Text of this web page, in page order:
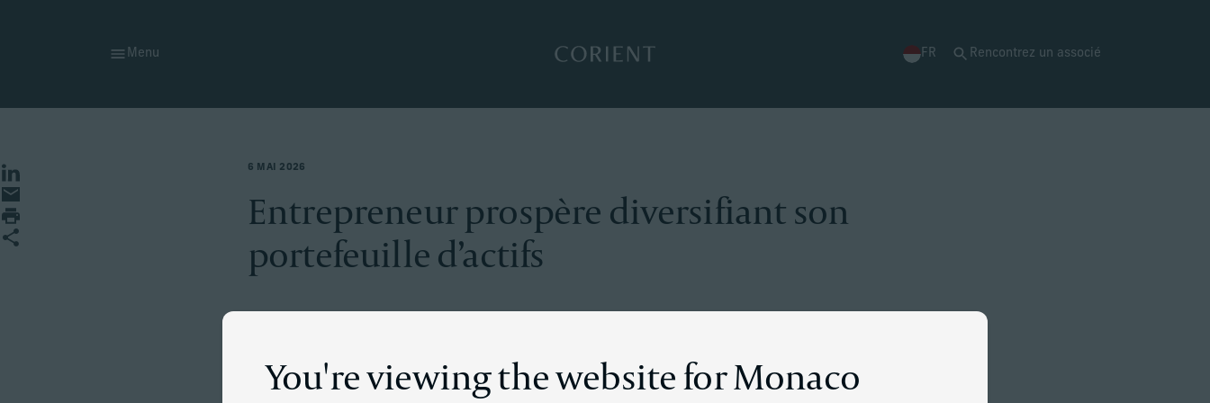
Menu Retour à la page d’accueil FR
You're viewing the website for Monaco
Rencontrez un associé
Partager sur LinkedIn
Partager par e-mail
Imprimer la page
Partager
6 MAI 2026
Entrepreneur prospère diversifiant son
portefeuille d’actifs
La situation